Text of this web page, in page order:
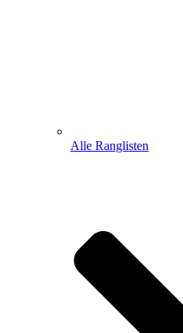
Alle Ranglisten